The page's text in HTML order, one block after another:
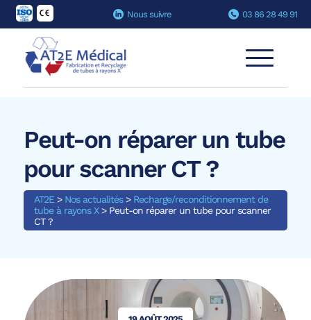
Nous suivre 03 86 28 49 91
Peut-on réparer un tube
pour scanner CT ?
AT2E> Nos actualités> Recharge/reconditionnement de
tube à rayons X> Peut-on réparer un tube pour scanner
CT ?